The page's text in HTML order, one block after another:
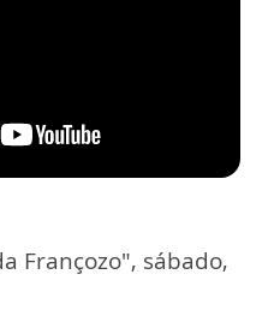
Françozo", sábado,